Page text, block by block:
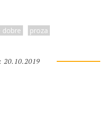
dobre proza
20.10.2019